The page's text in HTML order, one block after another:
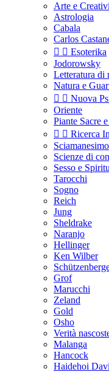
Arte e
Astrologia
Cabala
Carlos
  Esoterika
Jodorowsky
Letteratura di
Natura e
  Nuova
Oriente
Piante Sacre
  Ricerca
Sciamanesimo
Scienze di
Sesso e
Tarocchi
Sogno
Reich
Jung
Sheldrake
Naranjo
Hellinger
Ken Wilber
Grof
Marucchi
Zeland
Gold
Osho
Verità
Malanga
Hancock
Haidehoi